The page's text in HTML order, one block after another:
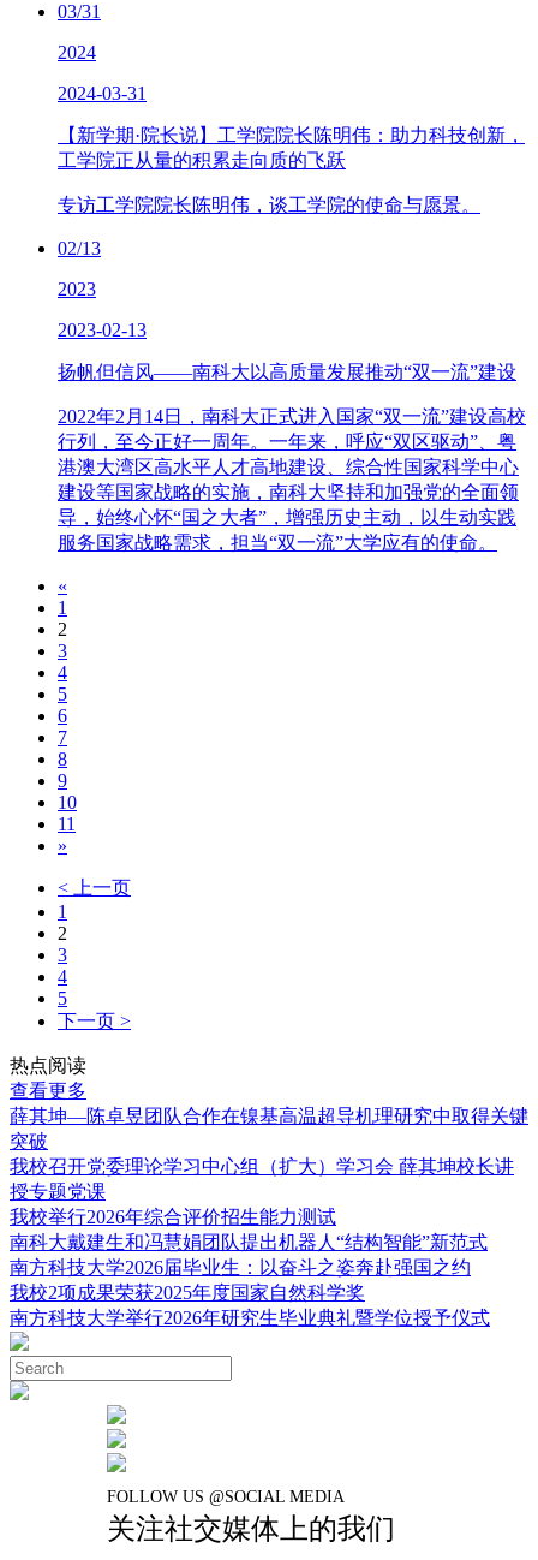
03/31
2024
2024-03-31
【新学期·院长说】工学院院长陈明伟：助力科技创新，
工学院正从量的积累走向质的飞跃
专访工学院院长陈明伟，谈工学院的使命与愿景。
02/13
2023
2023-02-13
扬帆但信风——南科大以高质量发展推动“双一流”建设
2022年2月14日，南科大正式进入国家“双一流”建设高校
行列，至今正好一周年。一年来，呼应“双区驱动”、粤
港澳大湾区高水平人才高地建设、综合性国家科学中心
建设等国家战略的实施，南科大坚持和加强党的全面领
导，始终心怀“国之大者”，增强历史主动，以生动实践
服务国家战略需求，担当“双一流”大学应有的使命。
«
1
2
3
4
5
6
7
8
9
10
11
»
< 上一页
1
2
3
4
5
下一页 >
热点阅读
查看更多
薛其坤—陈卓昱团队合作在镍基高温超导机理研究中取得关键
突破
我校召开党委理论学习中心组（扩大）学习会 薛其坤校长讲
授专题党课
我校举行2026年综合评价招生能力测试
南科大戴建生和冯慧娟团队提出机器人“结构智能”新范式
南方科技大学2026届毕业生：以奋斗之姿奔赴强国之约
我校2项成果荣获2025年度国家自然科学奖
南方科技大学举行2026年研究生毕业典礼暨学位授予仪式
FOLLOW US @SOCIAL MEDIA
关注社交媒体上的我们